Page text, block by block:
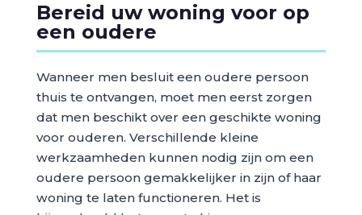
Bereid uw woning voor op
een oudere
Wanneer men besluit een oudere persoon
thuis te ontvangen, moet men eerst zorgen
dat men beschikt over een geschikte woning
voor ouderen. Verschillende kleine
werkzaamheden kunnen nodig zijn om een
oudere persoon gemakkelijker in zijn of haar
woning te laten functioneren. Het is